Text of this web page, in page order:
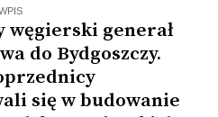
węgierski generał
do Bydgoszczy.
się w budowanie